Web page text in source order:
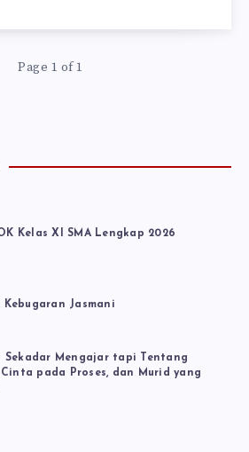
Page 1 of 1
Kelas XI SMA Lengkap 2026
Kebugaran Jasmani
Sekadar Mengajar tapi Tentang
pada Proses, dan Murid yang